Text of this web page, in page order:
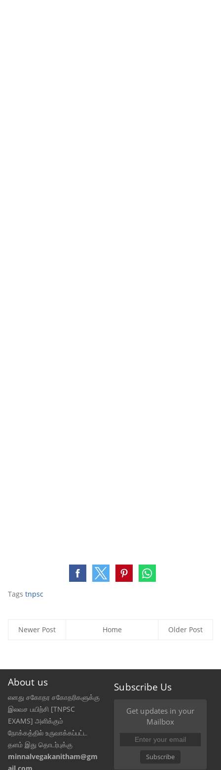
Tags tnpsc
Newer Post Older Post
Home
About us
எனது சகோதர சகோதரிகளுக்கு
இலவச பயிற்சி [TNPSC
EXAMS] அளிக்கும்
நோக்கத்தில் உருவாக்கப்பட்ட
தளம் இது தொடர்புக்கு
minnalvegakanitham@gm
Subscribe Us
Get updates in your
Mailbox
Subscribe